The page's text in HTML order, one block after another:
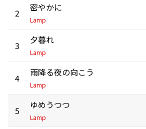
2 密やかに
Lamp
3 夕暮れ
Lamp
4 雨降る夜の向こう
Lamp
5 ゆめうつつ
Lamp